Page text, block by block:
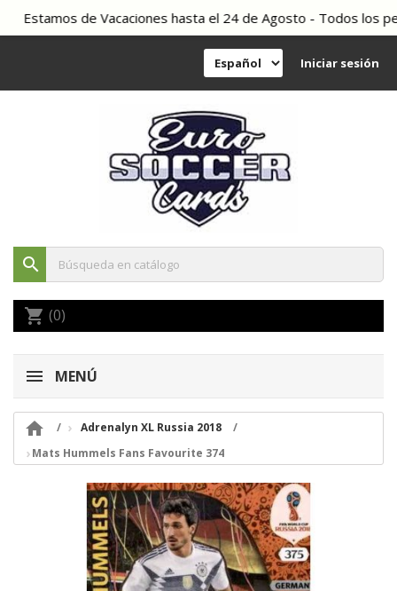
Estamos de Vacaciones hasta el 24 de Agosto - Todos los
Iniciar sesión
search
shopping_cart (0)
MENÚ

Adrenalyn XL Russia 2018
Mats Hummels Fans Favourite 374